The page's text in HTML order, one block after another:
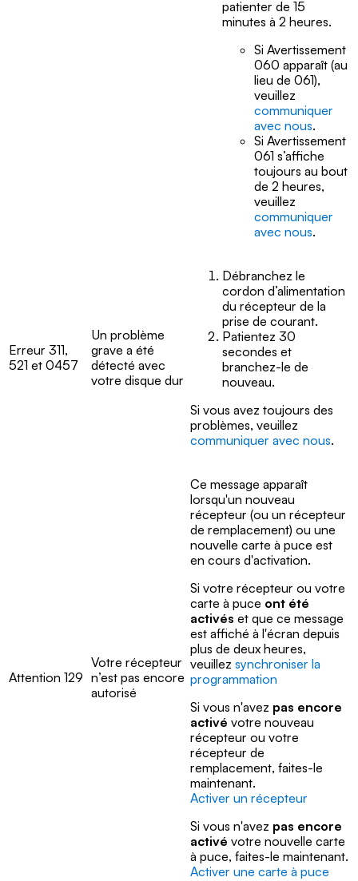
patienter de 15
minutes à 2 heures.
Si Avertissement
060 apparaît (au
lieu de 061),
veuillez
communiquer
avec nous.
Si Avertissement
061 s’affiche
toujours au bout
de 2 heures,
veuillez
communiquer
avec nous.
Erreur 311,
521 et 0457
Un problème
grave a été
détecté avec
votre disque dur
Débranchez le
cordon d’alimentation
du récepteur de la
prise de courant.
Patientez 30
secondes et
branchez-le de
nouveau.
Si vous avez toujours des
problèmes, veuillez
communiquer avec nous.
Attention 129
Votre récepteur
n’est pas encore
autorisé
Ce message apparaît
lorsqu'un nouveau
récepteur (ou un récepteur
de remplacement) ou une
nouvelle carte à puce est
en cours d'activation.
Si votre récepteur ou votre
carte à puce ont été
activés et que ce message
est affiché à l'écran depuis
plus de deux heures,
veuillez synchroniser la
programmation
Si vous n'avez pas encore
activé votre nouveau
récepteur ou votre
récepteur de
remplacement, faites-le
maintenant.
Activer un récepteur
Si vous n'avez pas encore
activé votre nouvelle carte
à puce, faites-le maintenant.
Activer une carte à puce